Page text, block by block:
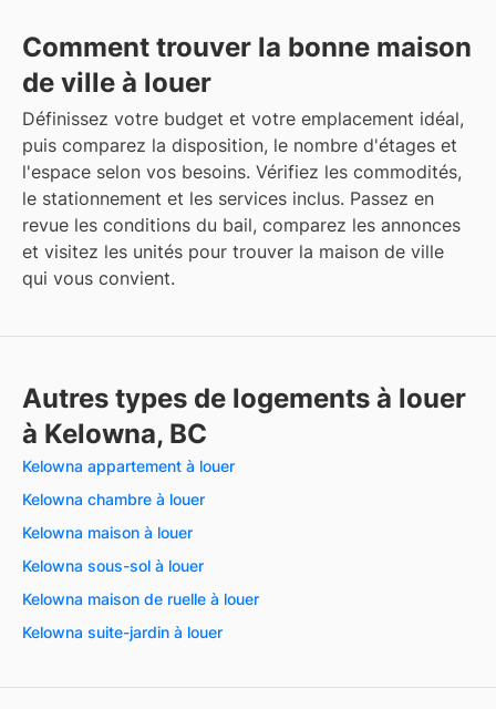
Comment trouver la bonne maison
de ville à louer
Définissez votre budget et votre emplacement idéal,
puis comparez la disposition, le nombre d'étages et
l'espace selon vos besoins. Vérifiez les commodités,
le stationnement et les services inclus. Passez en
revue les conditions du bail, comparez les annonces
et visitez les unités pour trouver la maison de ville
qui vous convient.
Autres types de logements à louer
à Kelowna, BC
Kelowna appartement à louer
Kelowna chambre à louer
Kelowna maison à louer
Kelowna sous-sol à louer
Kelowna maison de ruelle à louer
Kelowna suite-jardin à louer